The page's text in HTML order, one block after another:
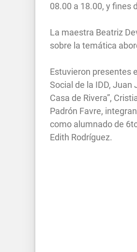
08.00 a 18.00, y fines
La maestra Beatriz
sobre la temática
Estuvieron presentes
Social de la IDD, Juan
Casa de Rivera”,
Padrón Favre,
como alumnado de
Edith Rodríguez.